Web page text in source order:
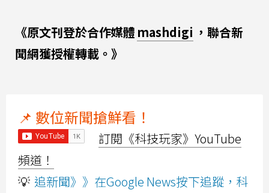
《原文刊登於合作媒體 mashdigi ，聯合新
聞網獲授權轉載。》
📌 數位新聞搶鮮看！
訂閱《科技玩家》YouTube
頻道！
💡 追新聞》》在Google News按下追蹤，科